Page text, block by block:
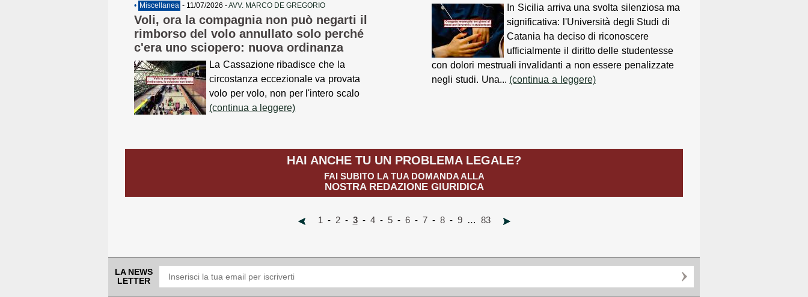
• Miscellanea - 11/07/2026 -AVV. MARCO DE GREGORIO
Voli, ora la compagnia non può negarti il
rimborso del volo annullato solo perché
c'era uno sciopero: nuova ordinanza
La Cassazione ribadisce che la
circostanza eccezionale va provata
volo per volo, non per l'intero scalo
(continua a leggere)
In Sicilia arriva una svolta silenziosa ma
significativa: l'Università degli Studi di
Catania ha deciso di riconoscere
ufficialmente il diritto delle studentesse
con dolori mestruali invalidanti a non essere penalizzate
negli studi. Una... (continua a leggere)
HAI ANCHE TU UN PROBLEMA LEGALE?
FAI SUBITO LA TUA DOMANDA ALLA
NOSTRA REDAZIONE GIURIDICA
1 - 2 - 3 - 4 - 5 - 6 - 7 - 8 - 9 … 83
LA NEWS
LETTER